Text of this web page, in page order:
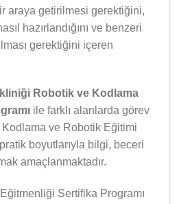
araya getirilmesi gerektiğini,
hazırlandığını ve benzeri
gerektiğini içeren
Robotik ve Kodlama
ile farklı alanlarda görev
Kodlama ve Robotik Eğitimi
boyutlarıyla bilgi, beceri
amaçlanmaktadır.
Sertifika Programı